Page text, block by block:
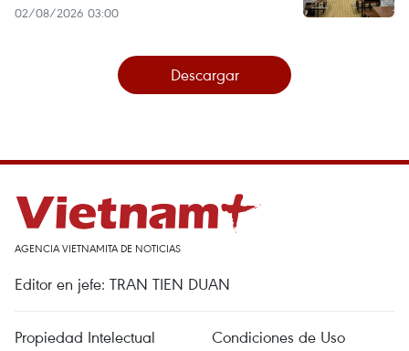
02/08/2026 03:00
Descargar
AGENCIA VIETNAMITA DE NOTICIAS
Editor en jefe: TRAN TIEN DUAN
Propiedad Intelectual Condiciones de Uso